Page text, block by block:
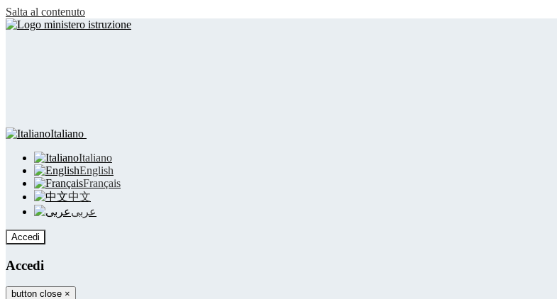
Salta al contenuto
Italiano
Italiano
English
Français
中文
عربى
Accedi
Accedi
button close ×